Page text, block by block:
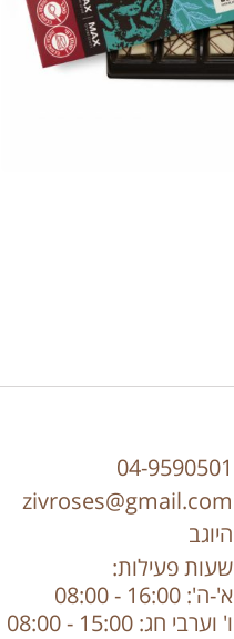
04-9590501
zivroses@gmail.com
היוגב
שעות פעילות:
א'-ה': 16:00 - 08:00
ו' וערבי חג: 15:00 - 08:00